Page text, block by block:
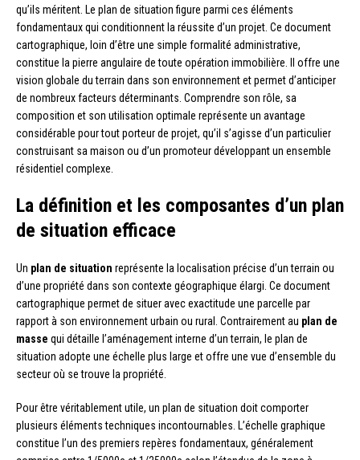
qu’ils méritent. Le plan de situation figure parmi ces éléments
fondamentaux qui conditionnent la réussite d’un projet. Ce document
cartographique, loin d’être une simple formalité administrative,
constitue la pierre angulaire de toute opération immobilière. Il offre une
vision globale du terrain dans son environnement et permet d’anticiper
de nombreux facteurs déterminants. Comprendre son rôle, sa
composition et son utilisation optimale représente un avantage
considérable pour tout porteur de projet, qu’il s’agisse d’un particulier
construisant sa maison ou d’un promoteur développant un ensemble
résidentiel complexe.
La définition et les composantes d’un plan
de situation efficace
Un plan de situation représente la localisation précise d’un terrain ou
d’une propriété dans son contexte géographique élargi. Ce document
cartographique permet de situer avec exactitude une parcelle par
rapport à son environnement urbain ou rural. Contrairement au plan de
masse qui détaille l’aménagement interne d’un terrain, le plan de
situation adopte une échelle plus large et offre une vue d’ensemble du
secteur où se trouve la propriété.
Pour être véritablement utile, un plan de situation doit comporter
plusieurs éléments techniques incontournables. L’échelle graphique
constitue l’un des premiers repères fondamentaux, généralement